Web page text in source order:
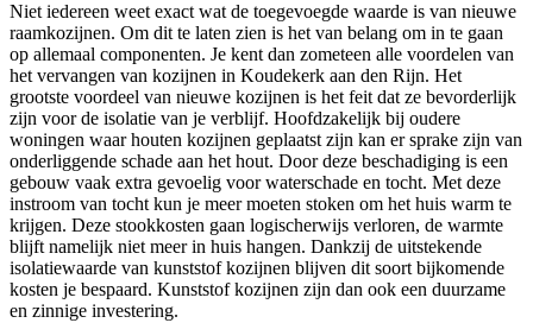
Niet iedereen weet exact wat de toegevoegde waarde is van nieuwe
raamkozijnen. Om dit te laten zien is het van belang om in te gaan
op allemaal componenten. Je kent dan zometeen alle voordelen van
het vervangen van kozijnen in Koudekerk aan den Rijn. Het
grootste voordeel van nieuwe kozijnen is het feit dat ze bevorderlijk
zijn voor de isolatie van je verblijf. Hoofdzakelijk bij oudere
woningen waar houten kozijnen geplaatst zijn kan er sprake zijn van
onderliggende schade aan het hout. Door deze beschadiging is een
gebouw vaak extra gevoelig voor waterschade en tocht. Met deze
instroom van tocht kun je meer moeten stoken om het huis warm te
krijgen. Deze stookkosten gaan logischerwijs verloren, de warmte
blijft namelijk niet meer in huis hangen. Dankzij de uitstekende
isolatiewaarde van kunststof kozijnen blijven dit soort bijkomende
kosten je bespaard. Kunststof kozijnen zijn dan ook een duurzame
en zinnige investering.